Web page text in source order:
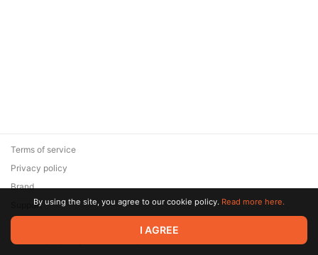
© 2026 Zaya Solutions Limited. All rights reserved. All trademarks
are the property of their respective owners.
Terms of service
Privacy policy
Brand
SupportBy using the site, you agree to our cookie policy. Read more here.
I AGREE